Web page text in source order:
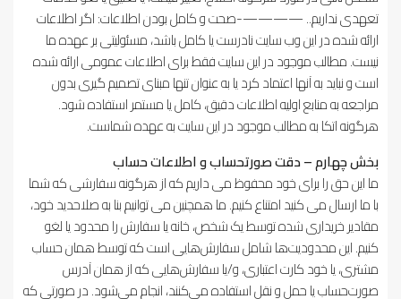
تعهدی نداریم.. ————-صحت و کامل بودن اطلاعات: اگر اطلاعات
ارائه شده در این وب سایت نادرست یا کامل باشد، مسئولیتی بر عهده ما
نیست. مطالب موجود در این سایت فقط برای اطلاعات عمومی ارائه شده
است و نباید به آنها اعتماد کرد یا به عنوان تنها مبنای تصمیم گیری بدون
مراجعه به منابع اولیه اطلاعات دقیق، کامل یا مستمر استفاده شود.
هرگونه اتکا به مطالب موجود در این سایت به عهده شماست.
بخش چهارم – دقت صورتحساب و اطلاعات حساب
ما این حق را برای خود محفوظ می داریم که از هرگونه سفارشی که شما
با ما ارسال می کنید امتناع کنیم. ما همچنین می توانیم بنا به صلاحدید خود،
مقادیر خریداری شده توسط یک شخص، خانه یا سفارش را محدود یا لغو
کنیم. این محدودیت‌ها شامل سفارش‌هایی است که توسط همان حساب
مشتری، یا خود کارت اعتباری، و/یا سفارش‌هایی که از همان آدرس
صورت‌حساب یا حمل و نقل استفاده می‌کنند، انجام می‌شود. در صورتی که